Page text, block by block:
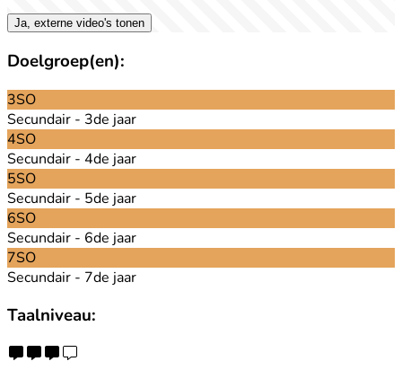
Ja, externe video's tonen
Doelgroep(en):
3SO
Secundair - 3de jaar
4SO
Secundair - 4de jaar
5SO
Secundair - 5de jaar
6SO
Secundair - 6de jaar
7SO
Secundair - 7de jaar
Taalniveau: